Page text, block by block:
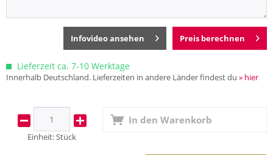
Preis berechnen
Infovideo ansehen
Lieferzeit ca. 7-10 Werktage
Innerhalb Deutschland. Lieferzeiten in andere Länder findest du » hier
Einheit:Stück
In den Warenkorb